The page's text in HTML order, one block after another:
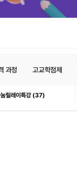
과정 고교학점제
눔릴레이특강 (37)